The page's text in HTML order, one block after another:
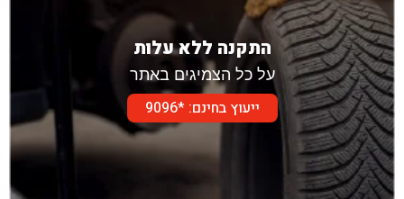
התקנה ללא עלות
על כל הצמיגים באתר
ייעוץ בחינם: *9096